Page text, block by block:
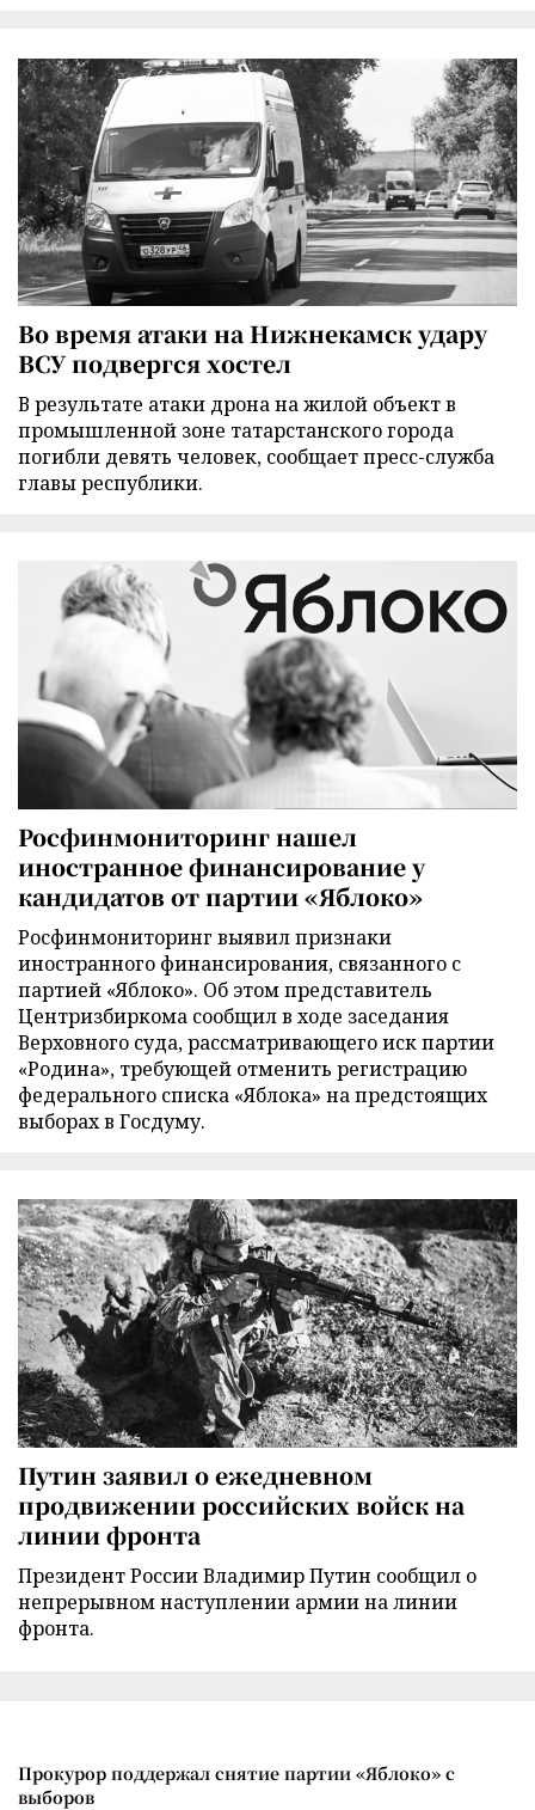
Во время атаки на Нижнекамск удару
ВСУ подвергся хостел
В результате атаки дрона на жилой объект в
промышленной зоне татарстанского города
погибли девять человек, сообщает пресс-служба
главы республики.
Росфинмониторинг нашел
иностранное финансирование у
кандидатов от партии «Яблоко»
Росфинмониторинг выявил признаки
иностранного финансирования, связанного с
партией «Яблоко». Об этом представитель
Центризбиркома сообщил в ходе заседания
Верховного суда, рассматривающего иск партии
«Родина», требующей отменить регистрацию
федерального списка «Яблока» на предстоящих
выборах в Госдуму.
Путин заявил о ежедневном
продвижении российских войск на
линии фронта
Президент России Владимир Путин сообщил о
непрерывном наступлении армии на линии
фронта.
Прокурор поддержал снятие партии «Яблоко» с
выборов